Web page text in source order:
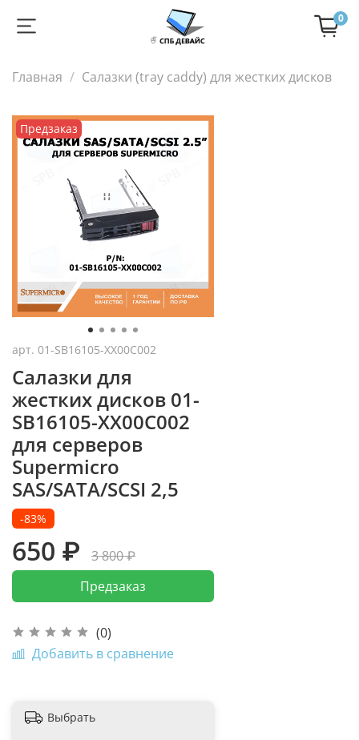
0
Главная Салазки (tray caddy) для жестких дисков
Предзаказ
арт. 01-SB16105-XX00C002
Салазки для
жестких дисков 01-
SB16105-XX00C002
для серверов
Supermicro
SAS/SATA/SCSI 2,5
(0)
Добавить в сравнение
-83%
650 ₽
3 800 ₽
Предзаказ
Выбрать